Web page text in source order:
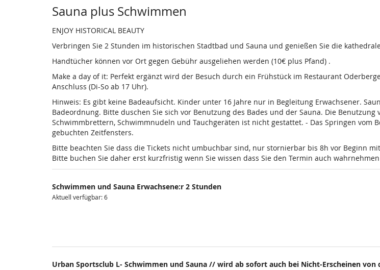
Sauna plus Schwimmen
ENJOY HISTORICAL BEAUTY
Verbringen Sie 2 Stunden im historischen Stadtbad und Sauna und genießen Sie die
Handtücher können vor Ort gegen Gebühr ausgeliehen werden (10€ plus Pfand) .
Make a day of it: Perfekt ergänzt wird der Besuch durch ein Frühstück im Restaurant
Anschluss (Di-So ab 17 Uhr).
Hinweis: Es gibt keine Badeaufsicht. Kinder unter 16 Jahre nur in Begleitung Erwachsener.
Badeordnung. Bitte duschen Sie sich vor Benutzung des Bades und der Sauna. Die
Schwimmbrettern, Schwimmnudeln und Tauchgeräten ist nicht gestattet. - Das Springen vom
gebuchten Zeitfensters.
Bitte beachten Sie dass die Tickets nicht umbuchbar sind, nur stornierbar bis 8h vor Beginn
Bitte buchen Sie daher erst kurzfristig wenn Sie wissen dass Sie den Termin auch
Schwimmen und Sauna Erwachsene:r 2 Stunden
Aktuell verfügbar: 6
Urban Sportsclub L- Schwimmen und Sauna // wird ab sofort auch bei Nicht-Erscheinen von